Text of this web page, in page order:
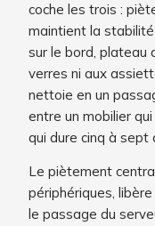
coche les trois :
maintient la
sur le bord, plateau
verres ni aux
nettoie en un
entre un mobilier
qui dure cinq à sept
Le piètement
périphériques,
le passage du